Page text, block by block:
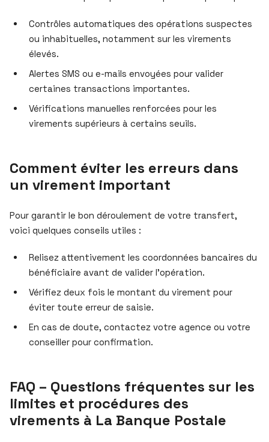
Contrôles automatiques des opérations suspectes
ou inhabituelles, notamment sur les virements
élevés.
Alertes SMS ou e-mails envoyées pour valider
certaines transactions importantes.
Vérifications manuelles renforcées pour les
virements supérieurs à certains seuils.
Comment éviter les erreurs dans
un virement important
Pour garantir le bon déroulement de votre transfert,
voici quelques conseils utiles :
Relisez attentivement les coordonnées bancaires du
bénéficiaire avant de valider l’opération.
Vérifiez deux fois le montant du virement pour
éviter toute erreur de saisie.
En cas de doute, contactez votre agence ou votre
conseiller pour confirmation.
FAQ – Questions fréquentes sur les
limites et procédures des
virements à La Banque Postale